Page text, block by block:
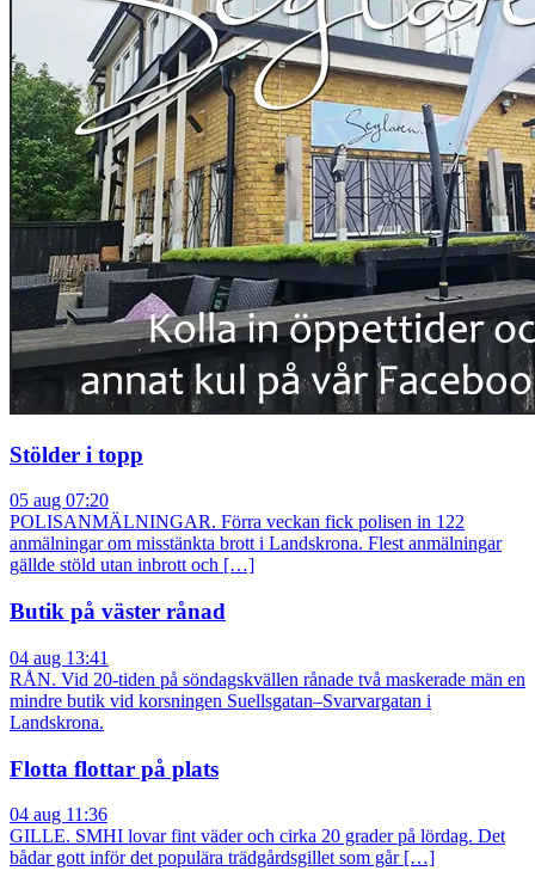
Stölder i topp
05 aug 07:20
POLISANMÄLNINGAR. Förra veckan fick polisen in 122
anmälningar om misstänkta brott i Landskrona. Flest anmälningar
gällde stöld utan inbrott och […]
Butik på väster rånad
04 aug 13:41
RÅN. Vid 20-tiden på söndagskvällen rånade två maskerade män en
mindre butik vid korsningen Suellsgatan–Svarvargatan i
Landskrona.
Flotta flottar på plats
04 aug 11:36
GILLE. SMHI lovar fint väder och cirka 20 grader på lördag. Det
bådar gott inför det populära trädgårdsgillet som går […]